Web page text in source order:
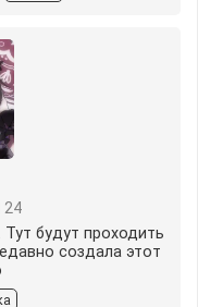
24
Тут будут проходить
создала этот